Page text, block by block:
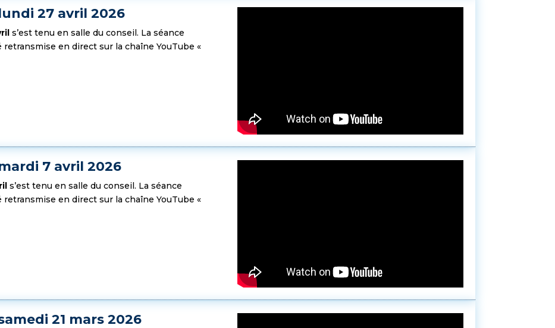
27 avril 2026
s’est tenu en salle du conseil. La séance
en direct sur la chaîne YouTube «
7 avril 2026
s’est tenu en salle du conseil. La séance
en direct sur la chaîne YouTube «
21 mars 2026